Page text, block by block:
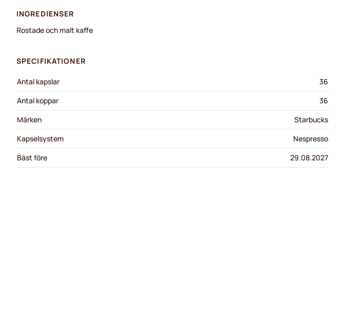
INGREDIENSER
Rostade och malt kaffe
SPECIFIKATIONER
Antal kapslar
36
Antal koppar
36
Märken
Starbucks
Kapselsystem
Nespresso
Bäst före
29.08.2027